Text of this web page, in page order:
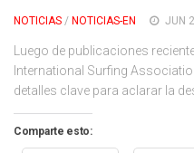
NOTICIAS / NOTICIAS-EN JUN
Luego de publicaciones
International Surfing
detalles clave para aclarar la
Comparte esto: